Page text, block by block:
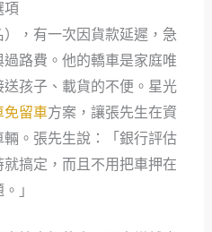
項
，有一次因貨款延遲，急
路費。他的轎車是家庭唯
孩子、載貨的不便。星光
免留車方案，讓張先生在資
。張先生說：「銀行評估
搞定，而且不用把車押在
」